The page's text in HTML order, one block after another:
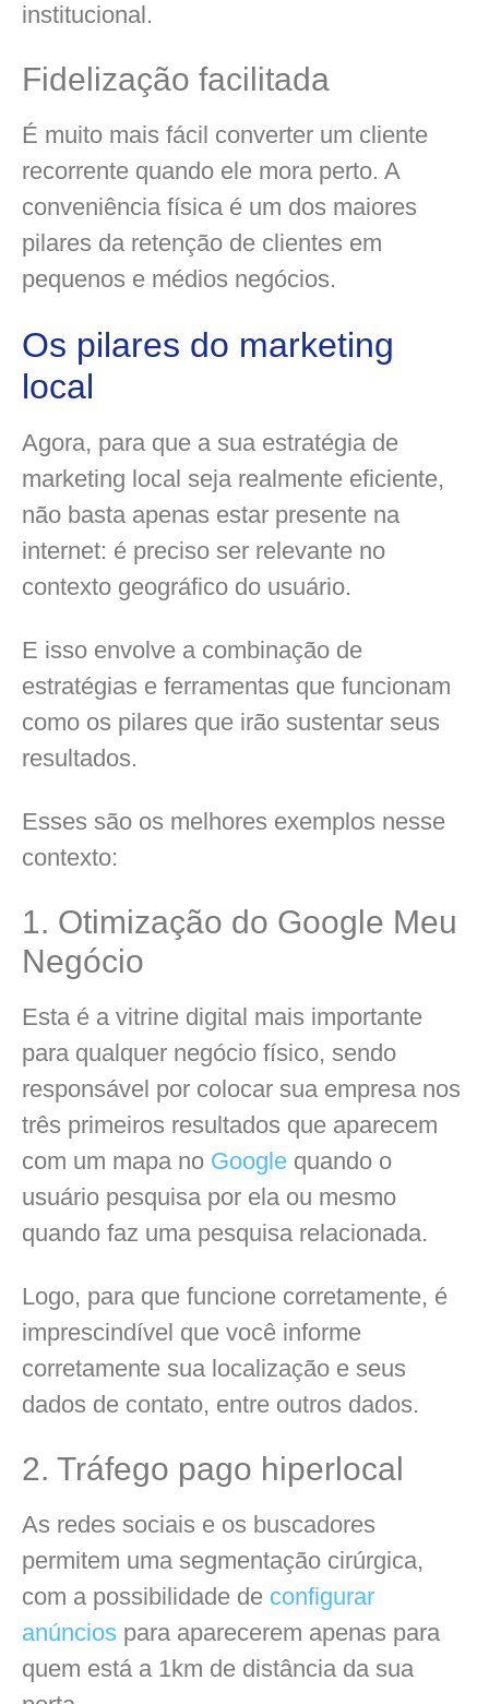
institucional.
Fidelização facilitada
É muito mais fácil converter um cliente
recorrente quando ele mora perto. A
conveniência física é um dos maiores
pilares da retenção de clientes em
pequenos e médios negócios.
Os pilares do marketing
local
Agora, para que a sua estratégia de
marketing local seja realmente eficiente,
não basta apenas estar presente na
internet: é preciso ser relevante no
contexto geográfico do usuário.
E isso envolve a combinação de
estratégias e ferramentas que funcionam
como os pilares que irão sustentar seus
resultados.
Esses são os melhores exemplos nesse
contexto:
1. Otimização do Google Meu
Negócio
Esta é a vitrine digital mais importante
para qualquer negócio físico, sendo
responsável por colocar sua empresa nos
três primeiros resultados que aparecem
com um mapa no Google quando o
usuário pesquisa por ela ou mesmo
quando faz uma pesquisa relacionada.
Logo, para que funcione corretamente, é
imprescindível que você informe
corretamente sua localização e seus
dados de contato, entre outros dados.
2. Tráfego pago hiperlocal
As redes sociais e os buscadores
permitem uma segmentação cirúrgica,
com a possibilidade de configurar
anúncios para aparecerem apenas para
quem está a 1km de distância da sua